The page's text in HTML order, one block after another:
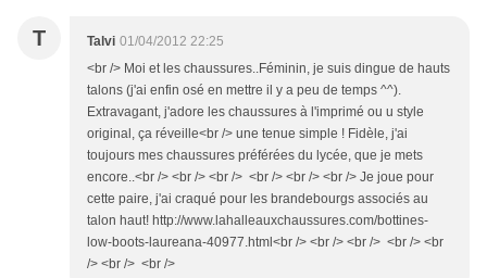
T Talvi 01/04/2012 22:25
<br /> Moi et les chaussures..Féminin, je suis dingue de hauts
talons (j'ai enfin osé en mettre il y a peu de temps ^^).
Extravagant, j'adore les chaussures à l'imprimé ou u style
original, ça réveille<br /> une tenue simple ! Fidèle, j'ai
toujours mes chaussures préférées du lycée, que je mets
encore..<br /> <br /> <br /> <br /> <br /> <br /> Je joue pour
cette paire, j'ai craqué pour les brandebourgs associés au
talon haut! http://www.lahalleauxchaussures.com/bottines-
low-boots-laureana-40977.html<br /> <br /> <br /> <br /> <br
/> <br /> <br />